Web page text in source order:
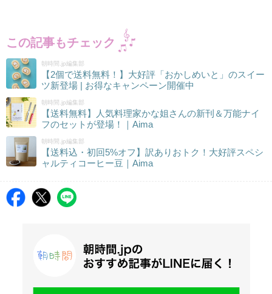
この記事もチェック
朝時間.jp編集部
【2個で送料無料！】大好評「おかしめいと」のスイー
ツ新登場 | お得なキャンペーン開催中
朝時間.jp編集部
【送料無料】人気料理家かな姐さんの新刊＆万能ナイ
フのセットが登場！｜Aima
朝時間.jp編集部
【送料込・初回5%オフ】訳ありおトク！大好評スペシ
ャルティコーヒー豆｜Aima